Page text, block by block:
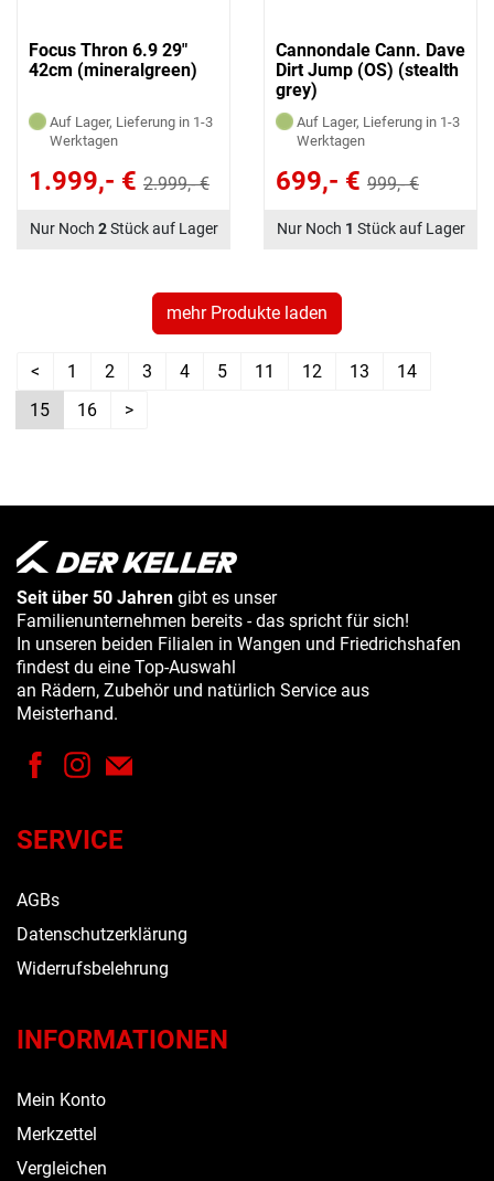
Focus Thron 6.9 29"
42cm (mineralgreen)
Auf Lager, Lieferung in 1-3
Werktagen
1.999,- € 2.999,- €
Nur Noch 2Stück auf Lager
Cannondale Cann. Dave
Dirt Jump (OS) (stealth
grey)
Auf Lager, Lieferung in 1-3
Werktagen
699,- € 999,- €
Nur Noch 1 Stück auf Lager
mehr Produkte laden
< 1 2 3 4 5 11 12 13
14
15
16 >
Seit über 50 Jahren gibt es unser
Familienunternehmen bereits - das spricht für sich!
In unseren beiden Filialen in Wangen und Friedrichshafen
findest du eine Top-Auswahl
an Rädern, Zubehör und natürlich Service aus
Meisterhand.
SERVICE
AGBs
Datenschutzerklärung
Widerrufsbelehrung
INFORMATIONEN
Mein Konto
Merkzettel
Vergleichen